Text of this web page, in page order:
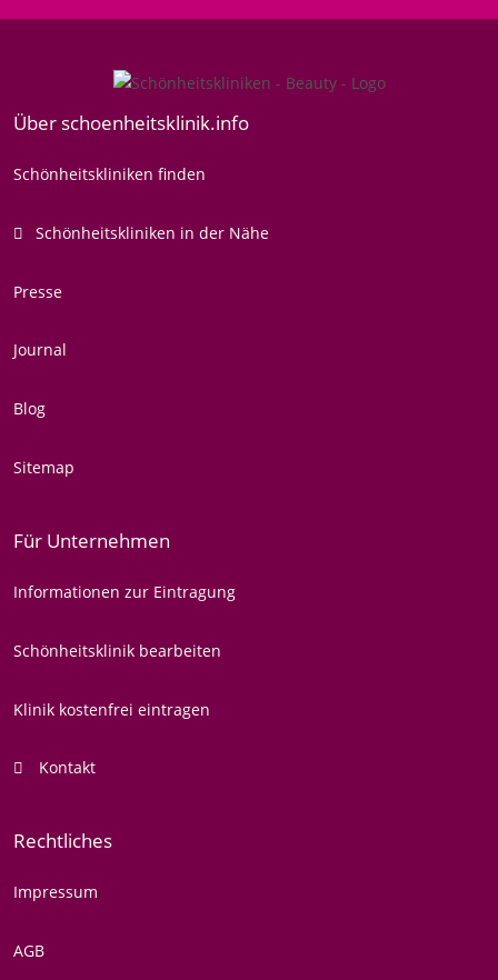
Über schoenheitsklinik.info
Schönheitskliniken finden
Schönheitskliniken in der Nähe
Presse
Journal
Blog
Sitemap
Für Unternehmen
Informationen zur Eintragung
Schönheitsklinik bearbeiten
Klinik kostenfrei eintragen
Kontakt
Rechtliches
Impressum
AGB